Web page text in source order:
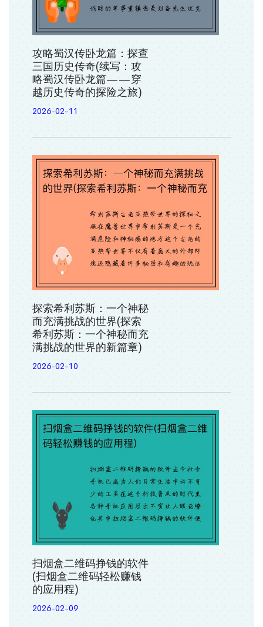
攻略蜀汉传卧龙篇：探查
三国历史传奇(续写：攻
略蜀汉传卧龙篇——穿
越历史传奇的探险之旅)
2026-02-11
探索希利苏斯：一个神秘
而充满挑战的世界(探索
希利苏斯：一个神秘而充
满挑战的世界的新篇章)
2026-02-10
扫烟盒二维码挣钱的软件
(扫烟盒二维码轻松赚钱
的应用程)
2026-02-09